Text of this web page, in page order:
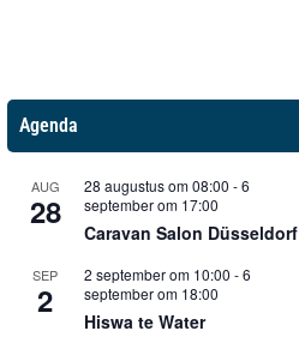
Agenda
AUG
28
28 augustus om 08:00 -6
september om 17:00
Caravan Salon Düsseldorf
SEP
2
2 september om 10:00 -6
september om 18:00
Hiswa te Water